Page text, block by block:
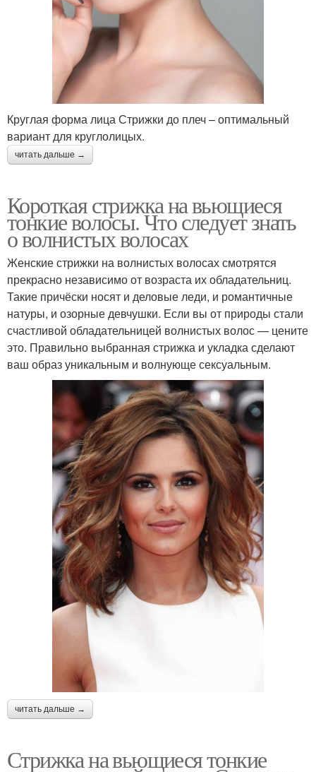
Круглая форма лица Стрижки до плеч – оптимальный
вариант для круглолицых.
читать дальше →
Короткая стрижка на вьющиеся
тонкие волосы. Что следует знать
о волнистых волосах
Женские стрижки на волнистых волосах смотрятся
прекрасно независимо от возраста их обладательниц.
Такие причёски носят и деловые леди, и романтичные
натуры, и озорные девчушки. Если вы от природы стали
счастливой обладательницей волнистых волос — цените
это. Правильно выбранная стрижка и укладка сделают
ваш образ уникальным и волнующе сексуальным.
читать дальше →
Стрижка на вьющиеся тонкие